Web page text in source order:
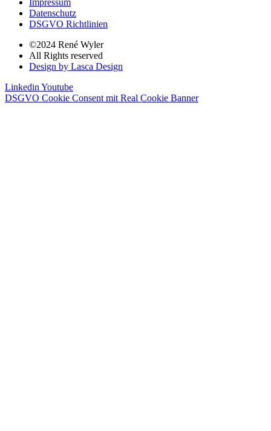
Impressum
Datenschutz
DSGVO Richtlinien
©2024 René Wyler
All Rights reserved
Design by Lasca Design
Linkedin Youtube
DSGVO Cookie Consent mit Real Cookie Banner